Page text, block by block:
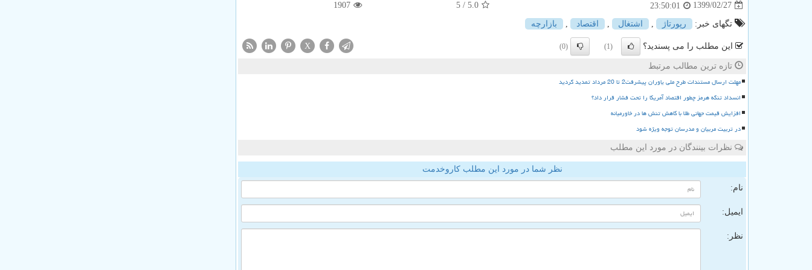
1399/02/27
23:50:01
5.0
/ 5
1907
تگهای خبر: رپورتاژ اشتغال اقتصاد بازارچه
این مطلب را می پسندید؟ (1)
(0)
X
تازه ترین مطالب مرتبط
مهلت ارسال مستندات طرح ملی یاوران پیشرفت2 تا 20 مرداد تمدید گردید
انسداد تنگه هرمز چطور اقتصاد آمریکا را تحت فشار قرار داد؟
افزایش قیمت جهانی طلا با کاهش تنش ها در خاورمیانه
در تربیت مربیان و مدرسان توجه ویژه شود
نظرات بینندگان در مورد این مطلب
نظر شما در مورد این مطلب کاروخدمت
نام:
ایمیل:
نظر: